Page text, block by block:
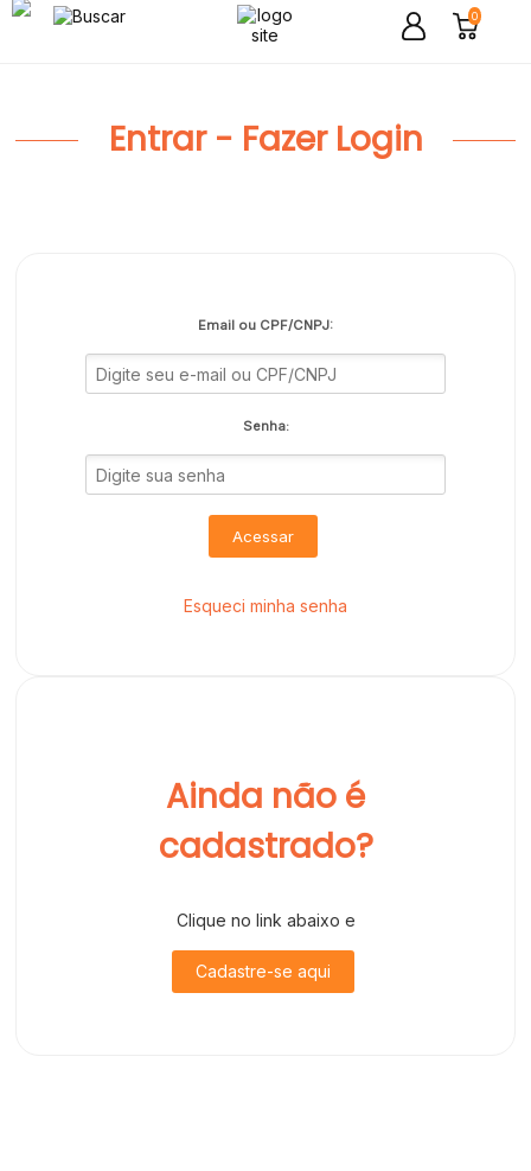
0
Entrar - Fazer Login
Email ou CPF/CNPJ:
Senha:
Acessar
Esqueci minha senha
Ainda não é
cadastrado?
Clique no link abaixo e
Cadastre-se aqui